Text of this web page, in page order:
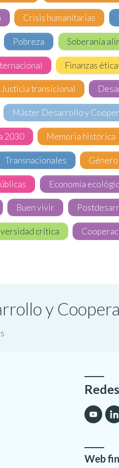
Crisis humanitarias
Pobreza Soberanía
Finanzas
Justicia transicional
Máster Desarrollo y
2030 Memoria histórica
Transnacionales Género
Economía
Buen vivir
crítica
y
Web